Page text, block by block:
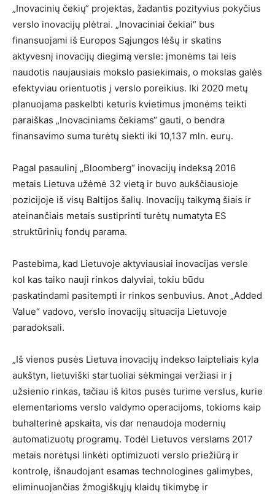
„Inovacinių čekių“ projektas, žadantis pozityvius pokyčius
verslo inovacijų plėtrai. „Inovaciniai čekiai“ bus
finansuojami iš Europos Sąjungos lėšų ir skatins
aktyvesnį inovacijų diegimą versle: įmonėms tai leis
naudotis naujausiais mokslo pasiekimais, o mokslas galės
efektyviau orientuotis į verslo poreikius. Iki 2020 metų
planuojama paskelbti keturis kvietimus įmonėms teikti
paraiškas „Inovaciniams čekiams“ gauti, o bendra
finansavimo suma turėtų siekti iki 10,137 mln. eurų.
Pagal pasaulinį „Bloomberg“ inovacijų indeksą 2016
metais Lietuva užėmė 32 vietą ir buvo aukščiausioje
pozicijoje iš visų Baltijos šalių. Inovacijų taikymą šiais ir
ateinančiais metais sustiprinti turėtų numatyta ES
struktūrinių fondų parama.
Pastebima, kad Lietuvoje aktyviausiai inovacijas versle
kol kas taiko nauji rinkos dalyviai, tokiu būdu
paskatindami pasitempti ir rinkos senbuvius. Anot „Added
Value“ vadovo, verslo inovacijų situacija Lietuvoje
paradoksali.
„Iš vienos pusės Lietuva inovacijų indekso laipteliais kyla
aukštyn, lietuviški startuoliai sėkmingai veržiasi ir į
užsienio rinkas, tačiau iš kitos pusės turime verslus, kurie
elementarioms verslo valdymo operacijoms, tokioms kaip
buhalterinė apskaita, vis dar nenaudoja modernių
automatizuotų programų. Todėl Lietuvos verslams 2017
metais norėtųsi linkėti optimizuoti verslo priežiūrą ir
kontrolę, išnaudojant esamas technologines galimybes,
eliminuojančias žmogiškųjų klaidų tikimybę ir